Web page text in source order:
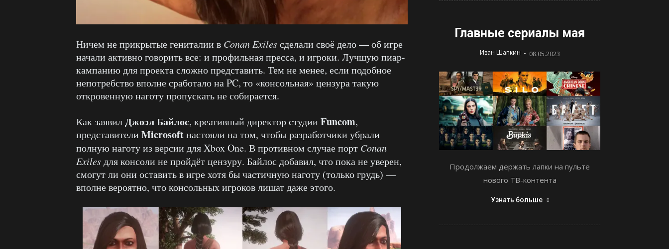
Ничем не прикрытые гениталии в Conan Exilesсделали своё дело — об игре
начали активно говорить все: и профильная пресса, и игроки. Лучшую пиар-
кампанию для проекта сложно представить. Тем не менее, если подобное
непотребство вполне сработало на PC, то «консольная» цензура такую
откровенную наготу пропускать не собирается.
Как заявилДжоэл Байлос, креативный директор студии Funcom,
представители Microsoftнастояли на том, чтобы разработчики убрали
полную наготу из версии для Xbox One. В противном случае порт Conan
Exilesдля консоли не пройдёт цензуру. Байлос добавил, что пока не уверен,
смогут ли они оставить в игре хотя бы частичную наготу (только грудь) —
вполне вероятно, что консольных игроков лишат даже этого.
Главные сериалы мая
Иван Шапкин - 08.05.2023
Продолжаем держать лапки на пульте
нового ТВ-контента
Узнать больше